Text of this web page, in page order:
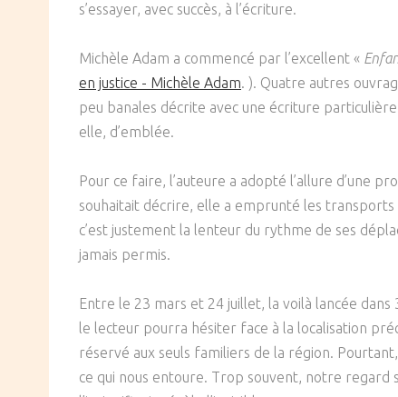
SOCIÉTÉ
CULTURE
s’essayer, avec succès, à l’écriture.
Michèle Adam a commencé par l’excellent «
en justice - Michèle Adam. ). Quatre autres
peu banales décrite avec une écriture
elle, d’emblée.
Pour ce faire, l’auteure a adopté l’allure d’une
souhaitait décrire, elle a emprunté les
c’est justement la lenteur du rythme de ses
jamais permis.
Entre le 23 mars et 24 juillet, la voilà lancée
le lecteur pourra hésiter face à la localisation
réservé aux seuls familiers de la région.
ce qui nous entoure. Trop souvent, notre regard